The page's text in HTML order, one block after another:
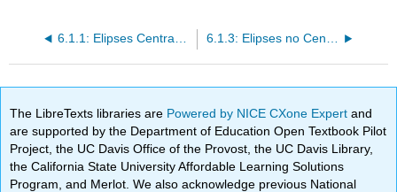
6.1.1: Elipses Centradas en el Origen 6.1.3: Elipses no Centradas en el Origen
The LibreTexts libraries are Powered by NICE CXone Expertand
are supported by the Department of Education Open Textbook Pilot
Project, the UC Davis Office of the Provost, the UC Davis Library,
the California State University Affordable Learning Solutions
Program, and Merlot. We also acknowledge previous National